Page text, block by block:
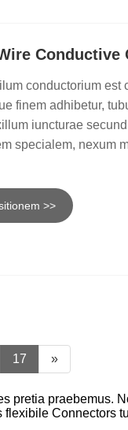
Conductive
conductorium est
finem adhibetur,
iuncturae
specialem, nexum
>>
17 »
pretia praebemus.
Connectors